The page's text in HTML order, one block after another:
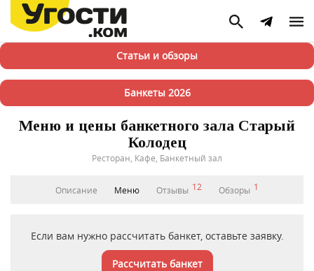
Статьи и обзоры
Банкеты 2026
Меню и цены банкетного зала Старый
Колодец
Ресторан, Кафе, Банкетный зал
Описание Меню Отзывы 12 Обзоры 1
Если вам нужно рассчитать банкет, оставьте заявку.
Рассчитать банкет